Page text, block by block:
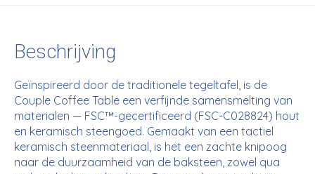
Beschrijving
Geïnspireerd door de traditionele tegeltafel, is de
Couple Coffee Table een verfijnde samensmelting van
materialen — FSC™️-gecertificeerd (FSC-C028824) hout
en keramisch steengoed. Gemaakt van een tactiel
keramisch steenmateriaal, is het een zachte knipoog
naar de duurzaamheid van de baksteen, zowel qua